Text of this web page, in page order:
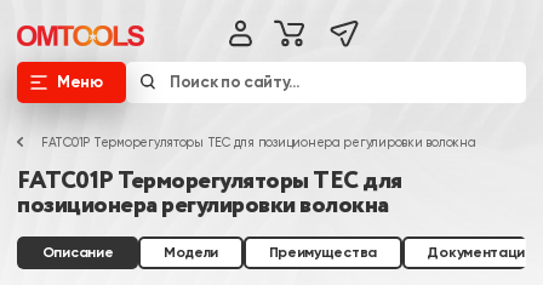
Меню
FATC01P Терморегуляторы TEC для позиционера регулировки волокна
FATC01P Терморегуляторы TEC для
позиционера регулировки волокна
Описание Модели Преимущества Документация